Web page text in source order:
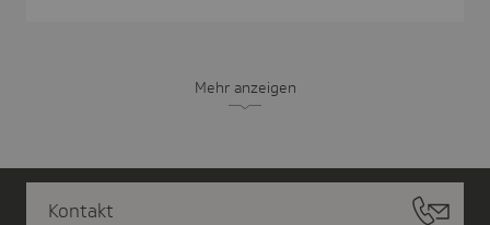
Mehr anzeigen
Kontakt